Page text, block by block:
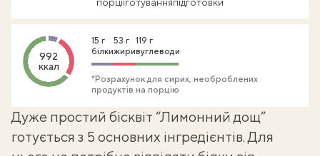
992
ккал
15 г
білки
53 г
жири
119 г
вуглеводи
*Розрахунок для сирих, необроблених
продуктів на порцію
Дуже простий бісквіт “Лимонний дощ”
готується з 5 основних інгредієнтів. Для